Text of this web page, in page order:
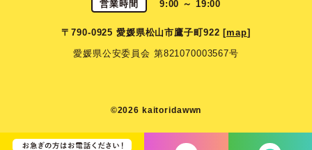
営業時間 9:00 ～ 19:00
〒790-0925 愛媛県松山市鷹子町922 [map]
愛媛県公安委員会 第821070003567号
©2026 kaitoridawwn